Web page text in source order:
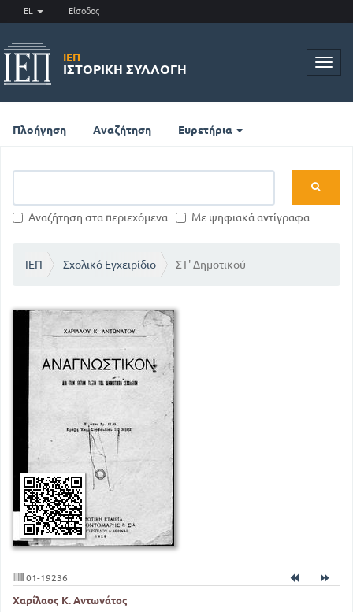
EL Είσοδος
ΙΕΠ
ΙΣΤΟΡΙΚΉ ΣΥΛΛΟΓΉ
Πλοήγηση Αναζήτηση Ευρετήρια
Αναζήτηση στα περιεχόμενα Με ψηφιακά αντίγραφα
ΙΕΠ Σχολικό Εγχειρίδιο ΣΤ' Δημοτικού
01-19236
Χαρίλαος Κ. Αντωνάτος